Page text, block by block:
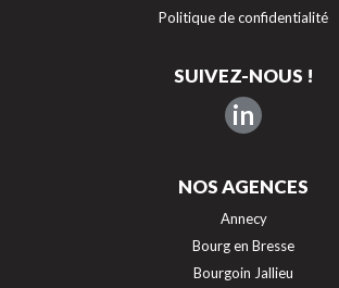
Politique de confidentialité
SUIVEZ-NOUS !
in
NOS AGENCES
Annecy
Bourg en Bresse
Bourgoin Jallieu